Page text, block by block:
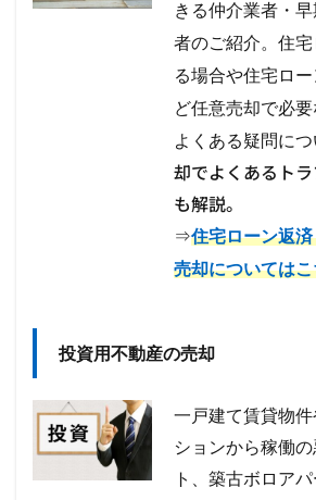
きる仲介業者・
者のご紹介。住
る場合や住宅ロ
ど任意売却で必要
よくある疑問に
却でよくあるト
も解説。
⇒住宅ローン返
売却については
投資用不動産の売却
一戸建て賃貸物
ションから稼働
ト、築古ボロア